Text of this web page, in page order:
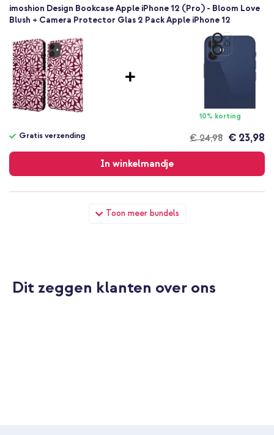
Toon meer bundels
imoshion Design Bookcase Apple iPhone 12 (Pro) - Bloom Love
Blush + Camera Protector Glas 2 Pack Apple iPhone 12
10% korting
€ 24,98
Gratis verzending € 23,98
In winkelmandje
verzending
imoshion Design Bookcase Apple iPhone 12 (Pro) - Bloom Love
Blush + Wall Charger - Oplader - USB-C en USB aansluiting -
Dit zeggen klanten over ons